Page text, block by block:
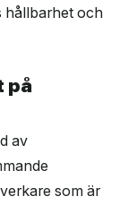
hållbarhet och
på
av
som är